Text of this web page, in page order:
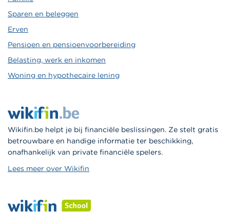
Sparen en beleggen
Erven
Pensioen en pensioenvoorbereiding
Belasting, werk en inkomen
Woning en hypothecaire lening
Wikifin.be helpt je bij financiële beslissingen. Ze stelt gratis
betrouwbare en handige informatie ter beschikking,
onafhankelijk van private financiële spelers.
Lees meer over Wikifin